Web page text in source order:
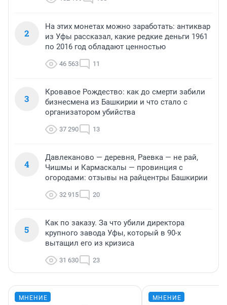
2
На этих монетах можно заработать: антиквар
из Уфы рассказал, какие редкие деньги 1961
по 2016 год обладают ценностью
46 563 11
3
Кровавое Рождество: как до смерти забили
бизнесмена из Башкирии и что стало с
организатором убийства
37 290 13
4
Давлеканово — деревня, Раевка — не рай,
Чишмы и Кармаскалы — провинция с
огородами: отзывы на райцентры Башкирии
32 915 20
5
Как по заказу. За что убили директора
крупного завода Уфы, который в 90-х
вытащил его из кризиса
31 630 23
МНЕНИЕ МНЕНИЕ